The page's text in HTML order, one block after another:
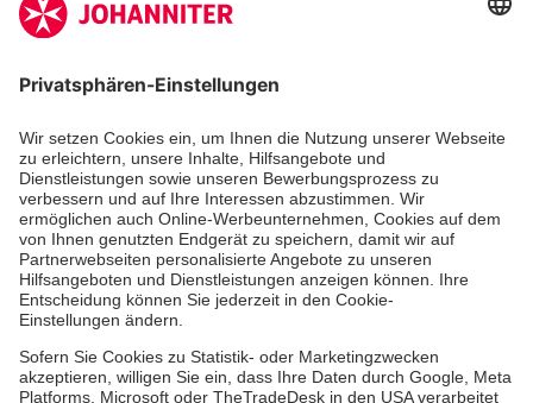
Erste-Hilfe-Kurse
Jobs
Ehrenamt
Freiwilligendienst
Johanniter-Jugend
Spendenprojekte